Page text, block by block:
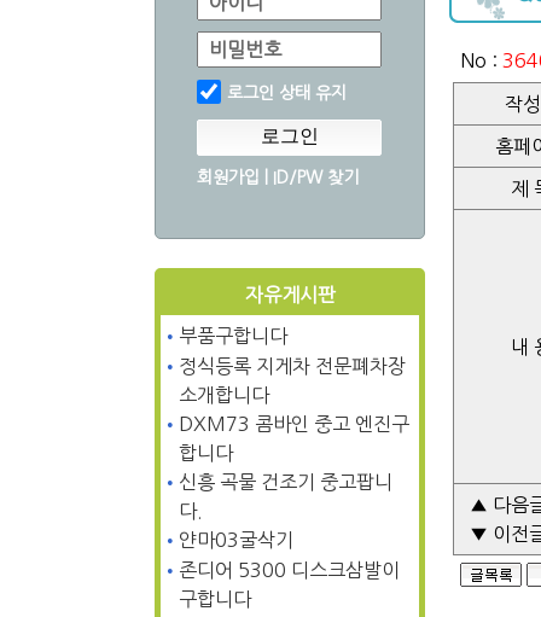
비밀번호
로그인 상태 유지
로그인
회원가입 ID/PW 찾기
자유게시판
• 부품구합니다
• 정식등록 지게차 전문폐차장
소개합니다
• DXM73 콤바인 중고 엔진구
합니다
• 신흥 곡물 건조기 중고팝니
다.
• 얀마03굴삭기
• 존디어 5300 디스크삼발이
구합니다
No :
작
홈페
제
내
▲ 다음
▼ 이전